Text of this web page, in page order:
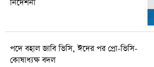
নির্দেশনা
পদে বহাল জাবি ভিসি, ঈদের পর প্রো-ভিসি-
কোষাধ্যক্ষ বদল